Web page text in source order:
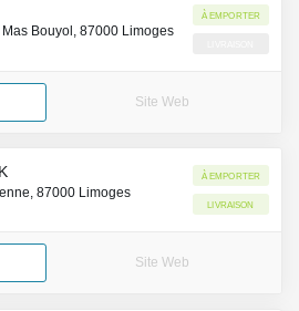
Bouyol, 87000 Limoges
À emporter
Site Web
87000 Limoges
À emporter
Livraison
Site Web